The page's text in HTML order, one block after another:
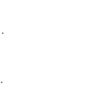
*
*